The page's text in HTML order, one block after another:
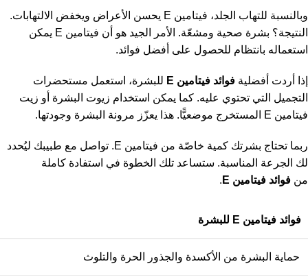
وبالنسبة للتهاب الجلد، فيتامين E يحسن الأعراض ويخفض الالتهابات.
النتيجة؟ بشرة صحية ومشعّة. الأمر الجيد هو أن فيتامين E يمكن
استعماله بانتظام للحصول على أفضل فوائد.
إذا أردت أفضلية فوائد فيتامين E
للبشرة، استعمل مستحضرات
التجميل التي تحتوي عليه. كما يمكن استخدام زيوت البشرة أو زيت
فيتامين E المستخرج موضعيًّا. هذا يعزّز مرونة البشرة وجودتها.
ربما تحتاج بشرتك كمية خاصّة من فيتامين E. تواصل مع طبيبك ليُحدد
لك الجرعة المناسبة. ستساعد تلك الخطوة في استفادة كاملة
من فوائد فيتامين E .
فوائد فيتامين E للبشرة
حماية البشرة من الأكسدة والجذور الحرة والتلوث